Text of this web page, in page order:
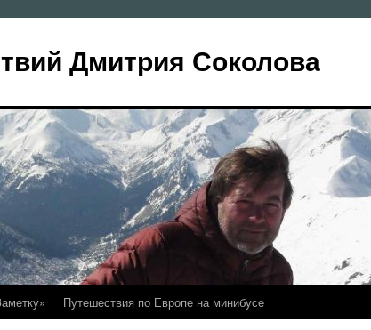
Дмитрия Соколова
Путешествия по Европе на минибусе